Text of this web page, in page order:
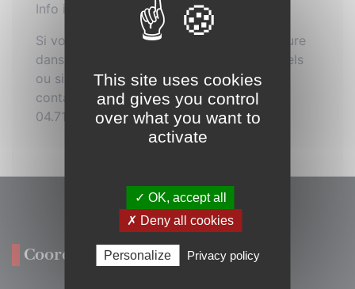
Info importante :
Si vous souhaitez que votre entreprise figure
dans la rubrique annuaire des professionnels
ou si vous constatez une erreur, merci de
contacter la mairie de Pleaux : au
04.71.40.41.18 parmail
Coordonnées
This site uses cookies
and gives you control
over what you want to
activate
✓ OK, accept all
✗ Deny all cookies
Personalize Privacy policy